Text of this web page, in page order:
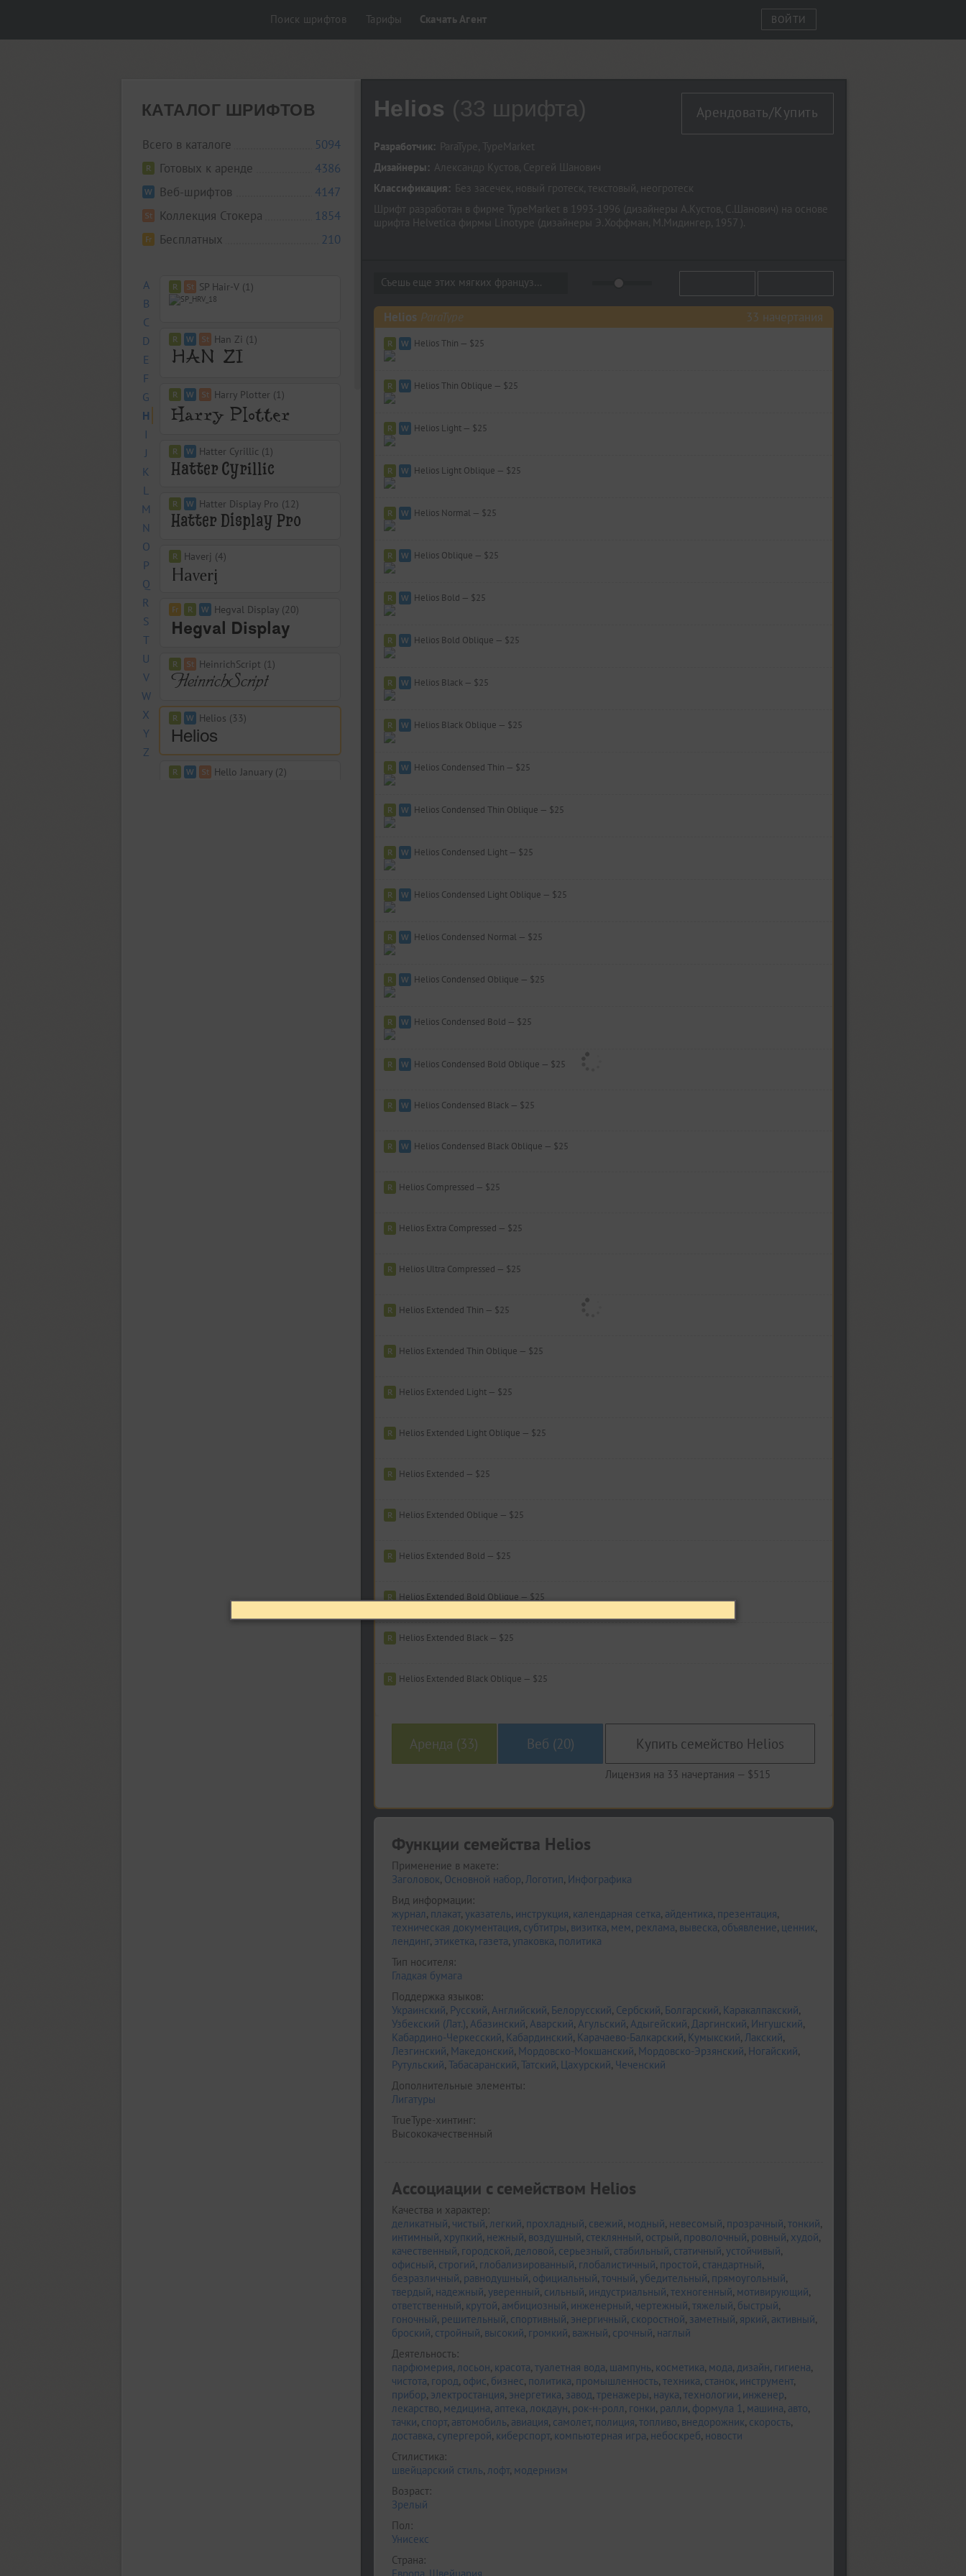
Поиск шрифтов Тарифы Скачать Агент ВОЙТИ
КАТАЛОГ ШРИФТОВ
Всего в каталоге
5094
Готовых к аренде
4386
Веб-шрифтов
4147
Коллекция Стокера
1854
Бесплатных
210
A
B
C
D
E
F
G
H
I
J
K
L
M
N
O
P
Q
R
S
T
U
V
W
X
Y
Z
SP Hair-V (1)
Han Zi (1)
Harry Plotter (1)
Hatter Cyrillic (1)
Hatter Display Pro (12)
Haverj (4)
Hegval Display (20)
HeinrichScript (1)
Helios (33)
Hello January (2)
Helios (33 шрифта) Арендовать/Купить
Разработчик: ParaType, TypeMarket
Дизайнеры: Александр Кустов, Сергей Шанович
Классификация: Без засечек, новый гротеск, текстовый, неогротеск
Шрифт разработан в фирме TypeMarket в 1993-1996 (дизайнеры А.Кустов, С.Шанович) на основе
шрифта Helvetica фирмы Linotype (дизайнеры Э.Хоффман, М.Мидингер, 1957 ).
Съешь еще этих мягких французских...
Helios ParaType 33 начертания
Helios Thin — $25
Helios Thin Oblique — $25
Helios Light — $25
Helios Light Oblique — $25
Helios Normal — $25
Helios Oblique — $25
Helios Bold — $25
Helios Bold Oblique — $25
Helios Black — $25
Helios Black Oblique — $25
Helios Condensed Thin — $25
Helios Condensed Thin Oblique — $25
Helios Condensed Light — $25
Helios Condensed Light Oblique — $25
Helios Condensed Normal — $25
Helios Condensed Oblique — $25
Helios Condensed Bold — $25
Helios Condensed Bold Oblique — $25
Helios Condensed Black — $25
Helios Condensed Black Oblique — $25
Helios Compressed — $25
Helios Extra Compressed — $25
Helios Ultra Compressed — $25
Helios Extended Thin — $25
Helios Extended Thin Oblique — $25
Helios Extended Light — $25
Helios Extended Light Oblique — $25
Helios Extended — $25
Helios Extended Oblique — $25
Helios Extended Bold — $25
Helios Extended Bold Oblique — $25
Helios Extended Black — $25
Helios Extended Black Oblique — $25
Аренда (33) Веб (20) Купить семейство Helios
Лицензия на 33 начертания — $515
Функции семейства Helios
Применение в макете:
Заголовок, Основной набор, Логотип, Инфографика
Вид информации:
журнал, плакат, указатель, инструкция, календарная сетка, айдентика, презентация,
техническая документация, субтитры, визитка, мем, реклама, вывеска, объявление, ценник,
лендинг, этикетка, газета, упаковка, политика
Тип носителя:
Гладкая бумага
Поддержка языков:
Украинский, Русский, Английский, Белорусский, Сербский, Болгарский, Каракалпакский,
Узбекский (Лат.), Абазинский, Аварский, Агульский, Адыгейский, Даргинский, Ингушский,
Кабардино-Черкесский, Кабардинский, Карачаево-Балкарский, Кумыкский, Лакский,
Лезгинский, Македонский, Мордовско-Мокшанский, Мордовско-Эрзянский, Ногайский,
Рутульский, Табасаранский, Татский, Цахурский, Чеченский
Дополнительные элементы:
Лигатуры
TrueType-хинтинг:
Высококачественный
Ассоциации c семейством Helios
Качества и характер:
деликатный, чистый, легкий, прохладный, свежий, модный, невесомый, прозрачный, тонкий,
интимный, хрупкий, нежный, воздушный, стеклянный, острый, проволочный, ровный, худой,
качественный, городской, деловой, серьезный, стабильный, статичный, устойчивый,
офисный, строгий, глобализированный, глобалистичный, простой, стандартный,
безразличный, равнодушный, официальный, точный, убедительный, прямоугольный,
твердый, надежный, уверенный, сильный, индустриальный, техногенный, мотивирующий,
ответственный, крутой, амбициозный, инженерный, чертежный, тяжелый, быстрый,
гоночный, решительный, спортивный, энергичный, скоростной, заметный, яркий, активный,
броский, стройный, высокий, громкий, важный, срочный, наглый
Деятельность:
парфюмерия, лосьон, красота, туалетная вода, шампунь, косметика, мода, дизайн, гигиена,
чистота, город, офис, бизнес, политика, промышленность, техника, станок, инструмент,
прибор, электростанция, энергетика, завод, тренажеры, наука, технологии, инженер,
лекарство, медицина, аптека, локдаун, рок-н-ролл, гонки, ралли, формула 1, машина, авто,
тачки, спорт, автомобиль, авиация, самолет, полиция, топливо, внедорожник, скорость,
доставка, супергерой, киберспорт, компьютерная игра, небоскреб, новости
Стилистика:
швейцарский стиль, лофт, модернизм
Возраст:
Зрелый
Пол:
Унисекс
Страна: